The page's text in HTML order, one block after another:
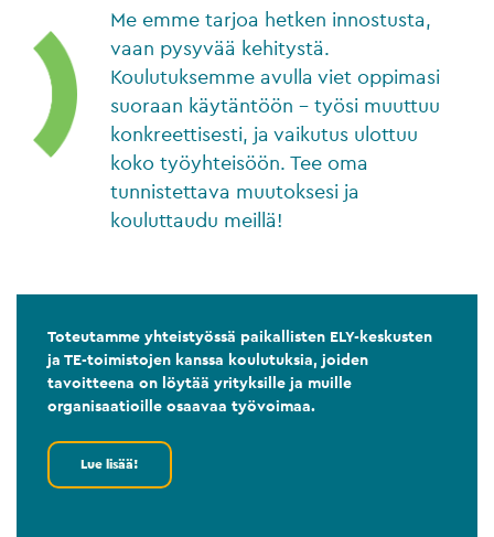
Me emme tarjoa hetken innostusta,
vaan pysyvää kehitystä.
Koulutuksemme avulla viet oppimasi
suoraan käytäntöön – työsi muuttuu
konkreettisesti, ja vaikutus ulottuu
koko työyhteisöön. Tee oma
tunnistettava muutoksesi ja
kouluttaudu meillä!
Toteutamme yhteistyössä paikallisten ELY-keskusten
ja TE-toimistojen kanssa koulutuksia, joiden
tavoitteena on löytää yrityksille ja muille
organisaatioille osaavaa työvoimaa.
Lue lisää!